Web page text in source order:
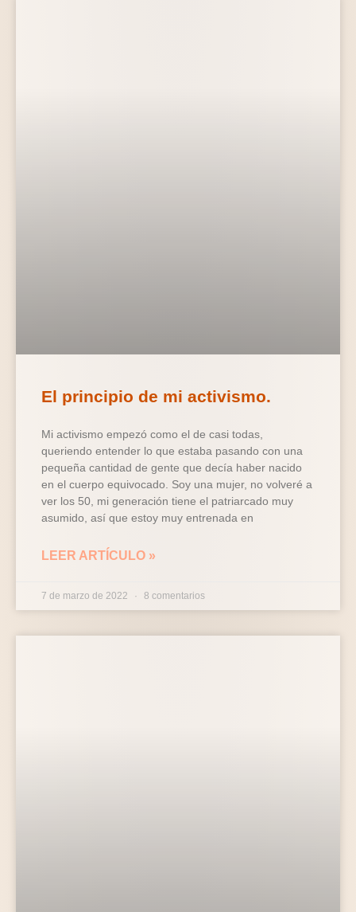
El principio de mi activismo.
Mi activismo empezó como el de casi todas,
queriendo entender lo que estaba pasando con una
pequeña cantidad de gente que decía haber nacido
en el cuerpo equivocado. Soy una mujer, no volveré a
ver los 50, mi generación tiene el patriarcado muy
asumido, así que estoy muy entrenada en
LEER ARTÍCULO »
7 de marzo de 2022 8 comentarios